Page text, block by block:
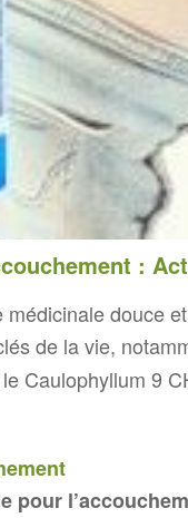
:
médicinale douce
de la vie,
Caulophyllum 9
pour